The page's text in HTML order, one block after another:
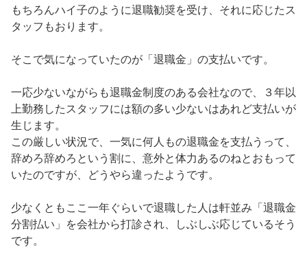
もちろんハイ子のように退職勧奨を受け、それに応じたス
タッフもおります。
そこで気になっていたのが「退職金」の支払いです。
一応少ないながらも退職金制度のある会社なので、３年以
上勤務したスタッフには額の多い少ないはあれど支払いが
生じます。
この厳しい状況で、一気に何人もの退職金を支払うって、
辞めろ辞めろという割に、意外と体力あるのねとおもって
いたのですが、どうやら違ったようです。
少なくともここ一年ぐらいで退職した人は軒並み「退職金
分割払い」を会社から打診され、しぶしぶ応じているそう
です。